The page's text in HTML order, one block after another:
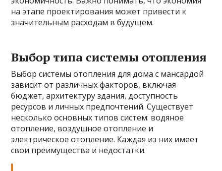
на этапе проектирования может привести к
значительным расходам в будущем.
Выбор типа системы отопления
Выбор системы отопления для дома с мансардой
зависит от различных факторов, включая
бюджет, архитектуру здания, доступность
ресурсов и личных предпочтений. Существует
несколько основных типов систем: водяное
отопление, воздушное отопление и
электрическое отопление. Каждая из них имеет
свои преимущества и недостатки.